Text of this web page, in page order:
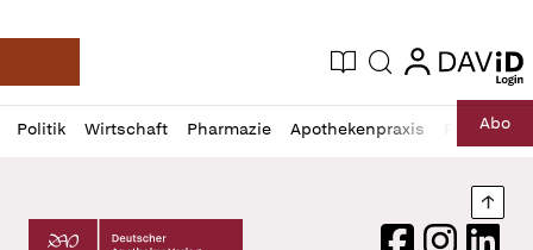
Deutsche Apotheker Zeitung
Aktuelle Ausgabe
Suche login
login
Politik Wirtschaft Pharmazie Apothekenpraxis RechtAbo
Profil
öffnen
Daz
Pur
Deutscher Apotheker Verlag Logo
FacebookInstagram